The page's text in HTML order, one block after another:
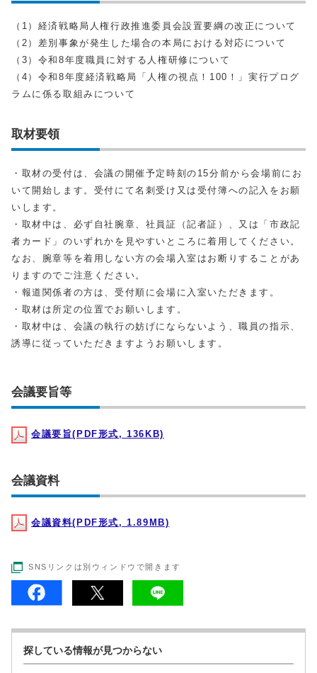
（1）経済戦略局人権行政推進委員会設置要綱の改正について
（2）差別事象が発生した場合の本局における対応について
（3）令和8年度職員に対する人権研修について
（4）令和8年度経済戦略局「人権の視点！100！」実行プログ
ラムに係る取組みについて
取材要領
・取材の受付は、会議の開催予定時刻の15分前から会場前にお
いて開始します。受付にて名刺受け又は受付簿への記入をお願
いします。
・取材中は、必ず自社腕章、社員証（記者証）、又は「市政記
者カード」のいずれかを見やすいところに着用してください。
なお、腕章等を着用しない方の会場入室はお断りすることがあ
りますのでご注意ください。
・報道関係者の方は、受付順に会場に入室いただきます。
・取材は所定の位置でお願いします。
・取材中は、会議の執行の妨げにならないよう、職員の指示、
誘導に従っていただきますようお願いします。
会議要旨等
会議要旨(PDF形式, 136KB)
会議資料
会議資料(PDF形式, 1.89MB)
SNSリンクは別ウィンドウで開きます
探している情報が見つからない